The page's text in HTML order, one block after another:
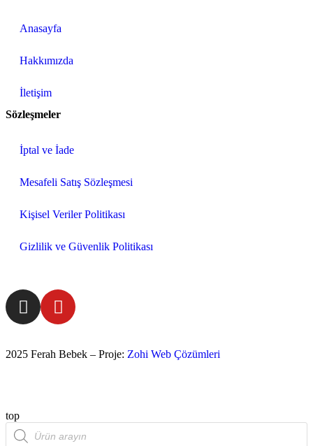
Sözleşmeler
İptal ve İade
Mesafeli Satış Sözleşmesi
Kişisel Veriler Politikası
Gizlilik ve Güvenlik Politikası
Anasayfa
Hakkımızda
İletişim
2025 Ferah Bebek – Proje: Zohi Web Çözümleri
top